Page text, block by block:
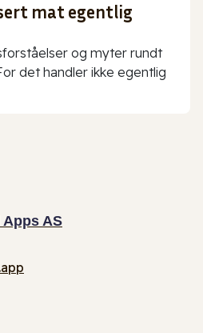
mat egentlig
og myter rundt
det handler ikke egentlig
AS